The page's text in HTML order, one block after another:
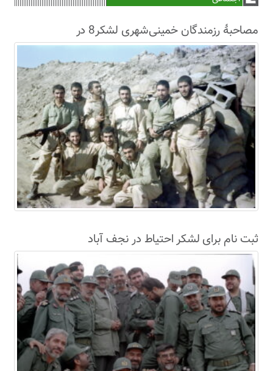
مصاحبۀ رزمندگان خمینی‌شهری لشکر8 در
سال63+فیلم
ثبت نام برای لشکر احتیاط در نجف آباد